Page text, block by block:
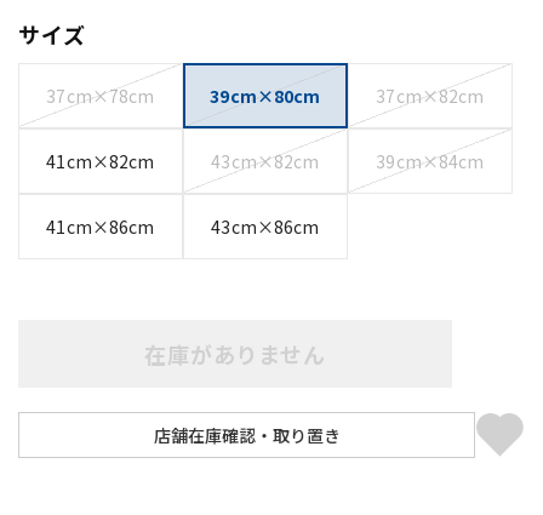
サイズ
37cm×78cm 39cm×80cm 37cm×82cm
41cm×82cm 43cm×82cm 39cm×84cm
41cm×86cm 43cm×86cm
在庫がありません